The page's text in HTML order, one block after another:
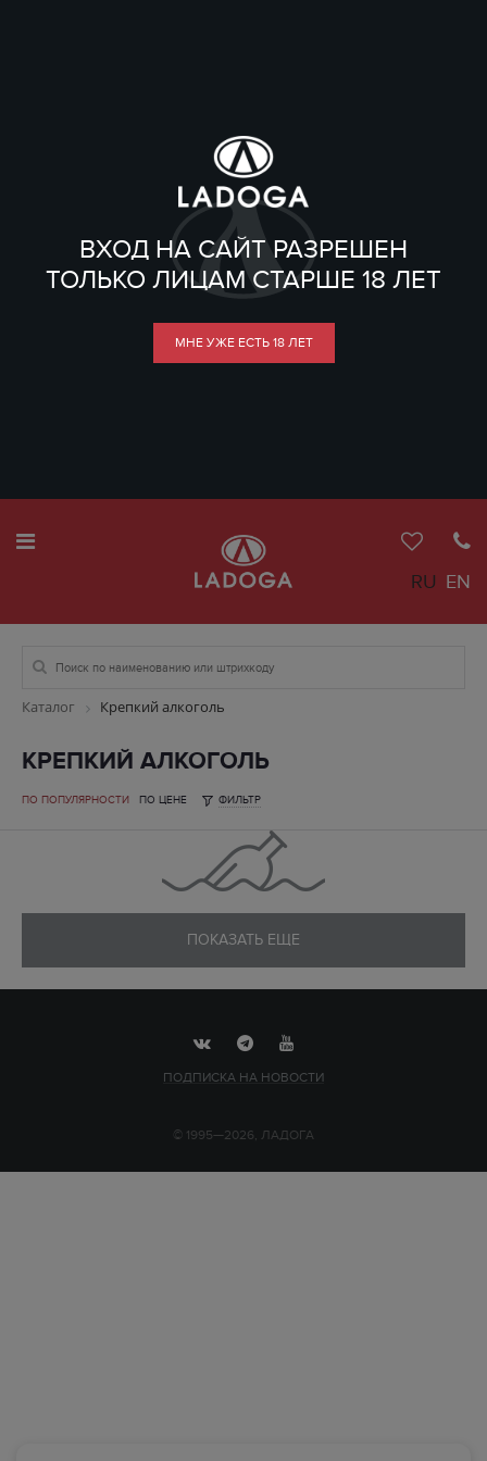
ВХОД НА САЙТ РАЗРЕШЕН
ТОЛЬКО ЛИЦАМ СТАРШЕ 18 ЛЕТ
МНЕ УЖЕ ЕСТЬ 18 ЛЕТ
RU EN
Каталог Крепкий алкоголь
КРЕПКИЙ АЛКОГОЛЬ
ПО ПОПУЛЯРНОСТИ ПО ЦЕНЕ ФИЛЬТР
ПОКАЗАТЬ ЕЩЕ
ПОДПИСКА НА НОВОСТИ
© 1995—2026, ЛАДОГА